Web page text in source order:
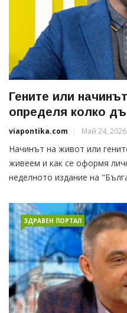
Гените или
определя колко
viapontika.com Май 24, 2026
Начинът на живот или
живеем и как се оформя
неделното издание на
ЗДРАВЕН ПОРТАЛ